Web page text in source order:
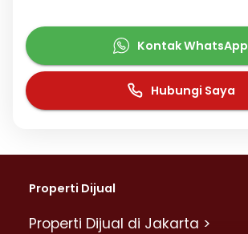
Kontak WhatsApp
Hubungi Saya
Properti Dijual
Properti Dijual di Jakarta >